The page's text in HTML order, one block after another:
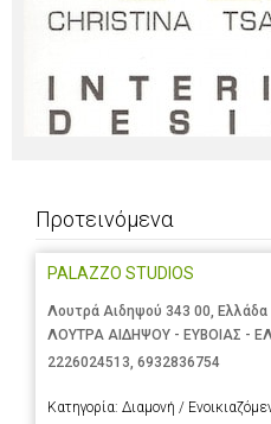
Προτεινόμενα
PALAZZO STUDIOS
Λουτρά Αιδηψού 343 00, Ελλάδα
ΛΟΥΤΡΑ ΑΙΔΗΨΟΥ - ΕΥΒΟΙΑΣ -
2226024513 6932836754
Κατηγορία: Διαμονή /